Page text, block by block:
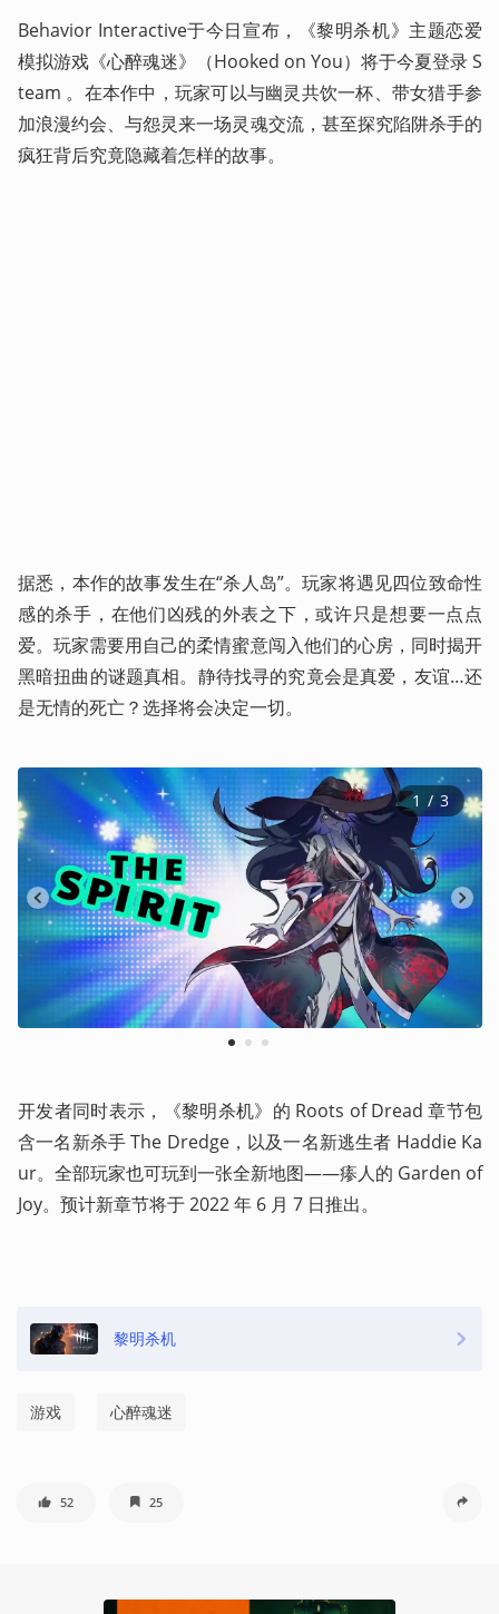
Behavior Interactive于今日宣布，《黎明杀机》主题恋爱
模拟游戏《心醉魂迷》（Hooked on You）将于今夏登录 S
team 。在本作中，玩家可以与幽灵共饮一杯、带女猎手参
加浪漫约会、与怨灵来一场灵魂交流，甚至探究陷阱杀手的
疯狂背后究竟隐藏着怎样的故事。
据悉，本作的故事发生在“杀人岛”。玩家将遇见四位致命性
感的杀手，在他们凶残的外表之下，或许只是想要一点点
爱。玩家需要用自己的柔情蜜意闯入他们的心房，同时揭开
黑暗扭曲的谜题真相。静待找寻的究竟会是真爱，友谊…还
是无情的死亡？选择将会决定一切。
1 2 3
1 / 3
开发者同时表示，《黎明杀机》的 Roots of Dread 章节包
含一名新杀手 The Dredge，以及一名新逃生者 Haddie Ka
ur。全部玩家也可玩到一张全新地图——瘆人的 Garden of
Joy。预计新章节将于 2022 年 6 月 7 日推出。
黎明杀机
游戏 心醉魂迷
52 25